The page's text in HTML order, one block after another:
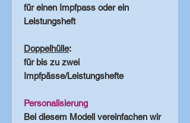
für einen Impfpass oder ein
Leistungsheft
Doppelhülle:
für bis zu zwei
Impfpässe/Leistungshefte
Personalisierung
Bei diesem Modell vereinfachen wir